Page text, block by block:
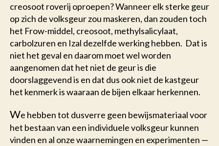
creosoot roverij oproepen? Wanneer elk sterke geur
op zich de volksgeur zou maskeren, dan zouden toch
het Frow-middel, creosoot, methylsalicylaat,
carbolzuren en Izal dezelfde werking hebben. Dat is
niet het geval en daarom moet wel worden
aangenomen dat het niet de geur is die
doorslaggevend is en dat dus ook niet de kastgeur
het kenmerk is waaraan de bijen elkaar herkennen.
We hebben tot dusverre geen bewijsmateriaal voor
het bestaan van een individuele volksgeur kunnen
vinden en al onze waarnemingen en experimenten —